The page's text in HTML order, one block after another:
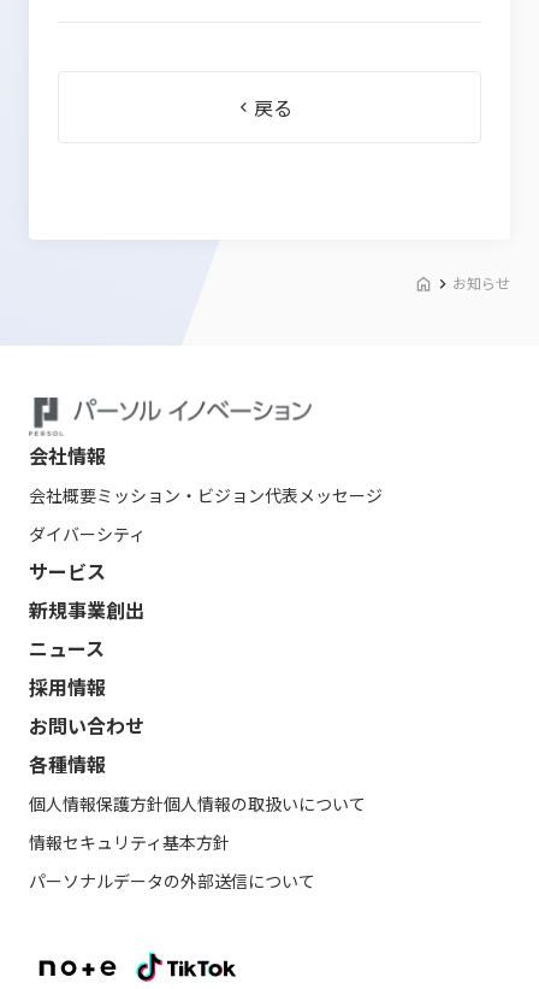
戻る
お知らせ
会社情報
会社概要ミッション・ビジョン代表メッセージ
ダイバーシティ
サービス
新規事業創出
ニュース
採用情報
お問い合わせ
各種情報
個人情報保護方針個人情報の取扱いについて
情報セキュリティ基本方針
パーソナルデータの外部送信について